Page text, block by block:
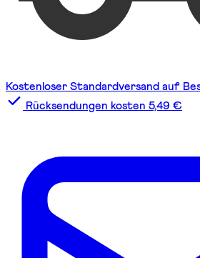
Kostenloser Standardversand auf
Rücksendungen kosten 5,49 €